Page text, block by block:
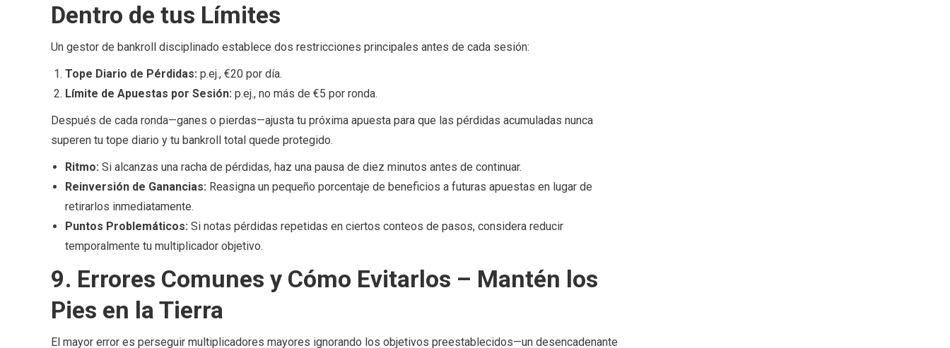
Dentro de tus Límites
Un gestor de bankroll disciplinado establece dos restricciones principales antes de cada sesión:
Tope Diario de Pérdidas: p.ej., €20 por día.
Límite de Apuestas por Sesión: p.ej., no más de €5 por ronda.
Después de cada ronda—ganes o pierdas—ajusta tu próxima apuesta para que las pérdidas acumuladas nunca
superen tu tope diario y tu bankroll total quede protegido.
Ritmo: Si alcanzas una racha de pérdidas, haz una pausa de diez minutos antes de continuar.
Reinversión de Ganancias: Reasigna un pequeño porcentaje de beneficios a futuras apuestas en lugar de
retirarlos inmediatamente.
Puntos Problemáticos: Si notas pérdidas repetidas en ciertos conteos de pasos, considera reducir
temporalmente tu multiplicador objetivo.
9. Errores Comunes y Cómo Evitarlos – Mantén los
Pies en la Tierra
El mayor error es perseguir multiplicadores mayores ignorando los objetivos preestablecidos—un desencadenante